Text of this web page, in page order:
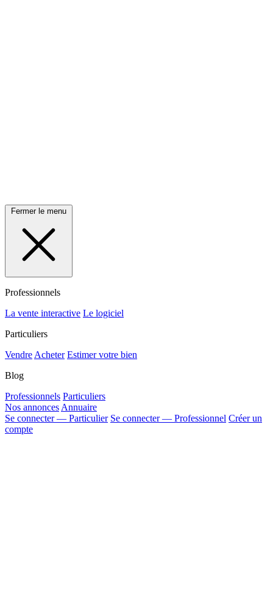
Fermer le menu
Professionnels
La vente interactive Le logiciel
Particuliers
Vendre Acheter Estimer votre bien
Blog
Professionnels Particuliers
Nos annonces Annuaire
Se connecter — Particulier Se connecter — Professionnel Créer un
compte